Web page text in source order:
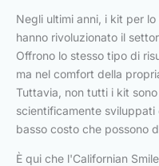
Negli ultimi anni, i kit per
hanno rivoluzionato il
Offrono lo stesso tipo di
ma nel comfort della
Tuttavia, non tutti i kit
scientificamente
basso costo che possono
È qui che l'Californian